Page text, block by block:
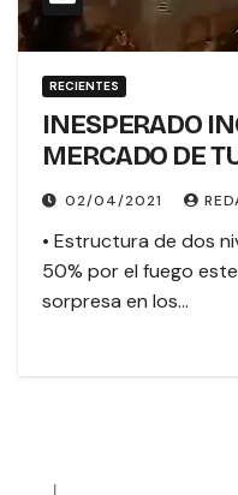
RECIENTES
INESPERADO
MERCADO DE
02/04/2021
• Estructura de dos
50% por el fuego
sorpresa en los…